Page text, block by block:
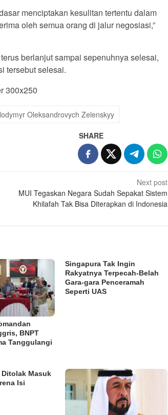
menciptakan kesulitan tertentu dalam
oleh semua orang di jalur negosiasi,”
berlanjut sampai sepenuhnya selesai,
tersebut selesai.
Oleksandrovych Zelenskyy
SHARE
Next post
MUI Tegaskan Negara Sudah Sepakat Sistem
Khilafah Tak Bisa Diterapkan di Indonesia
BNPT
Tanggulangi
Singapura Tak Ingin
Rakyatnya Terpecah-Belah
Gara-gara Penceramah
Seperti UAS
Masuk
Isi